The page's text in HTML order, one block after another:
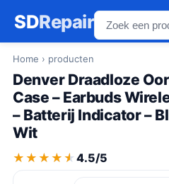
SDRepair
Home › producten
Denver Draadloze
Case – Earbuds
– Batterij Indicator –
Wit
★★★★★
★★★★★ 4.5/5